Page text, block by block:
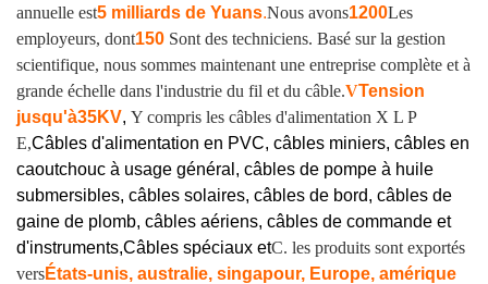
annuelle est5 milliards de Yuans.Nous avons1200Les
employeurs, dont150 Sont des techniciens. Basé sur la gestion
scientifique, nous sommes maintenant une entreprise complète et à
grande échelle dans l'industrie du fil et du câble.VTension
jusqu'à35KV, Y compris les câbles d'alimentation X L P
E,Câbles d'alimentation en PVC, câbles miniers, câbles en
caoutchouc à usage général, câbles de pompe à huile
submersibles, câbles solaires, câbles de bord, câbles de
gaine de plomb, câbles aériens, câbles de commande et
d'instruments,Câbles spéciaux etC. les produits sont exportés
versÉtats-unis, australie, singapour, Europe, amérique